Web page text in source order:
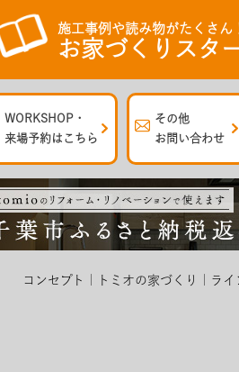
施工事例や読み物がたくさん
お家づくりスタ
WORKSHOP・
来場予約はこちら
その他
お問い合わせ
コンセプト トミオの家づくり ライ